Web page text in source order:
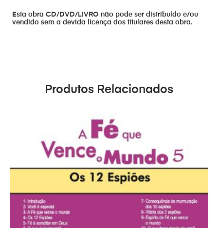
Esta obra CD/DVD/LIVRO não pode ser distribuído e/ou
vendido sem a devida licença dos titulares desta obra.
Produtos Relacionados